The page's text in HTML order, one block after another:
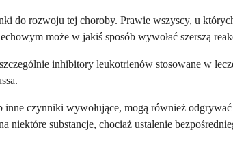
do rozwoju tej choroby. Prawie wszyscy, u
może w jakiś sposób wywołać szerszą
inhibitory leukotrienów stosowane w
czynniki wywołujące, mogą również
niektóre substancje, chociaż ustalenie